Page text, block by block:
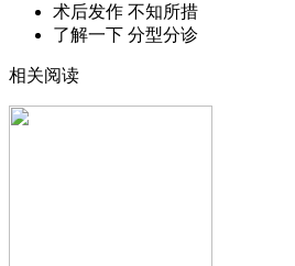
术后发作 不知所措
了解一下 分型分诊
相关阅读